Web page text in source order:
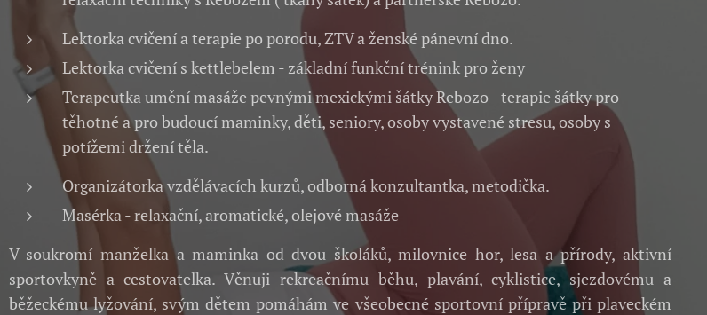
Lektorka cvičení a terapie po porodu, ZTV a ženské pánevní dno.
Lektorka cvičení s kettlebelem - základní funkční trénink pro ženy
Terapeutka umění masáže pevnými mexickými šátky Rebozo - terapie šátky pro
těhotné a pro budoucí maminky, děti, seniory, osoby vystavené stresu, osoby s
potížemi držení těla.
Organizátorka vzdělávacích kurzů, odborná konzultantka, metodička.
Masérka - relaxační, aromatické, olejové masáže
V soukromí manželka a maminka od dvou školáků, milovnice hor, lesa a přírody, aktivní
sportovkyně a cestovatelka. Věnuji rekreačnímu běhu, plavání, cyklistice, sjezdovému a
běžeckému lyžování, svým dětem pomáhám ve všeobecné sportovní přípravě při plaveckém